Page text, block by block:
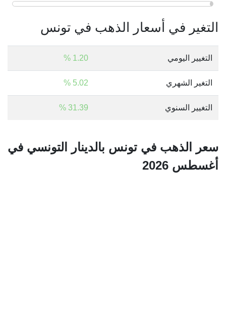
التغير في أسعار الذهب في تونس
التغيير اليومي 1.20 %
التغير الشهري 5.02 %
التغيير السنوي 31.39 %
سعر الذهب في تونس بالدينار التونسي في
أغسطس 2026